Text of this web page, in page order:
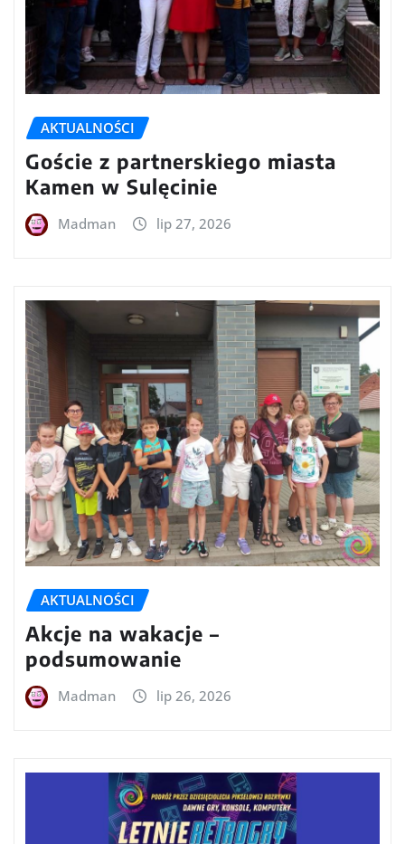
AKTUALNOŚCI
Goście z partnerskiego miasta
Kamen w Sulęcinie
Madman lip 27, 2026
AKTUALNOŚCI
Akcje na wakacje –
podsumowanie
Madman lip 26, 2026